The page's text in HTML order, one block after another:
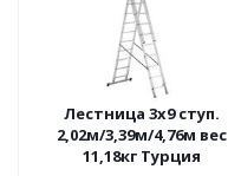
Лестница 3х9 ступ.
2,02м/3,39м/4,76м вес
11,18кг Турция